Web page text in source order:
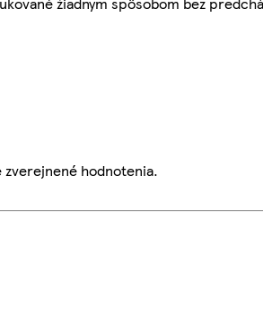
zverejnené hodnotenia.